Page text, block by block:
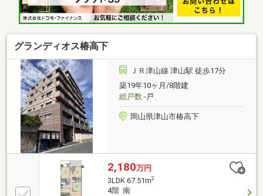
♪◆◆──────────◆◆ 物件見学予約受付中！
お問い合わせはお早めに！ TEL【0857-30-7788】
グランディオス椿高下
ＪＲ津山線 津山駅 徒歩17分
築19年10ヶ月/8階建
総戸数-戸
岡山県津山市椿高下
2,180万円
3LDK 67.51m2
4階 南